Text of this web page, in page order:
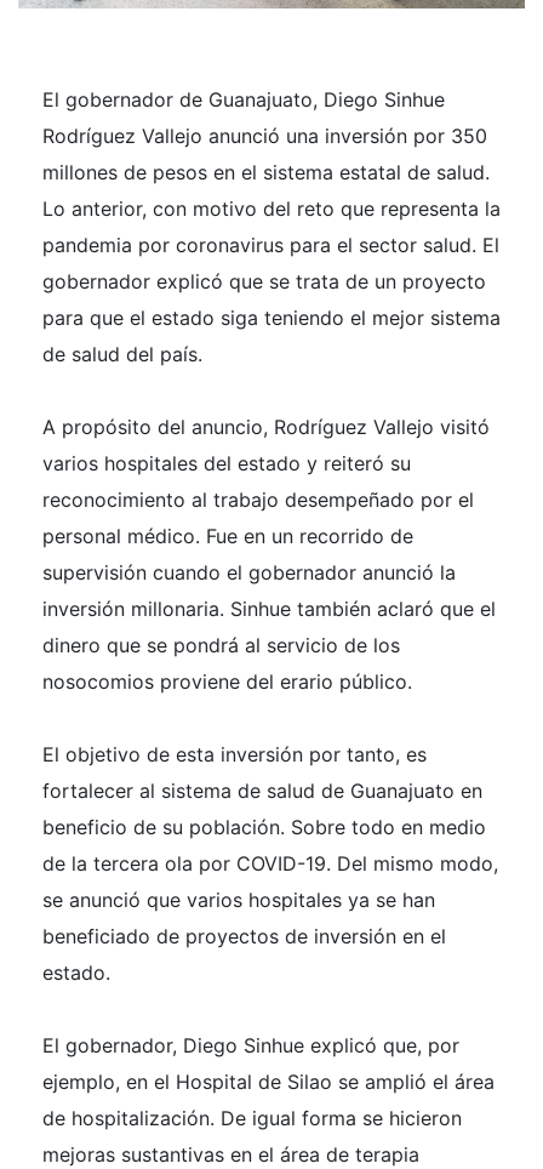
El gobernador de Guanajuato, Diego Sinhue
Rodríguez Vallejo anunció una inversión por 350
millones de pesos en el sistema estatal de salud.
Lo anterior, con motivo del reto que representa la
pandemia por coronavirus para el sector salud. El
gobernador explicó que se trata de un proyecto
para que el estado siga teniendo el mejor sistema
de salud del país.
A propósito del anuncio, Rodríguez Vallejo visitó
varios hospitales del estado y reiteró su
reconocimiento al trabajo desempeñado por el
personal médico. Fue en un recorrido de
supervisión cuando el gobernador anunció la
inversión millonaria. Sinhue también aclaró que el
dinero que se pondrá al servicio de los
nosocomios proviene del erario público.
El objetivo de esta inversión por tanto, es
fortalecer al sistema de salud de Guanajuato en
beneficio de su población. Sobre todo en medio
de la tercera ola por COVID-19. Del mismo modo,
se anunció que varios hospitales ya se han
beneficiado de proyectos de inversión en el
estado.
El gobernador, Diego Sinhue explicó que, por
ejemplo, en el Hospital de Silao se amplió el área
de hospitalización. De igual forma se hicieron
mejoras sustantivas en el área de terapia